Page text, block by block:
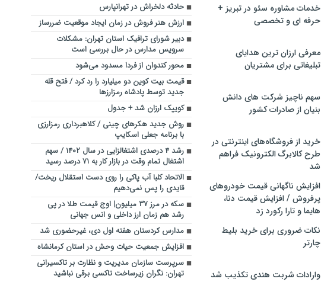
خدمات مشاوره سئو در تبریز +
حرفه ای و تخصصی
معرفی ارزان ترین هدایای
تبلیغاتی برای مشتریان
سهم ناچیز شرکت های دانش
بنیان از صادرات کشور
خرید از فروشگاه‌های اینترنتی در
طرح کالابرگ الکترونیک فراهم
شد
افزایش ناگهانی قیمت خودروهای
پرفروش / افزایش قیمت دنا،
هایما و تارا رکورد زد
نکات ضروری برای خرید بلیط
چارتر
وارادات شربت هندی تکذیب شد
حادثه دلخراش در تهرانپارس
ارزش هنر فروش در زمان ایجاد موقعیت ضررساز
دبیر شورای ترافیک استان تهران: مشکلات
سرویس مدارس در حال بررسی است
محور کندوان از فردا مسدود می‌شود
قیمت بیت کوین دو میلیارد را رد کرد / فتح قله
جدید توسط پادشاه رمزارزها
کوییک ارزان شد + جدول
روش جدید هکرهای چینی / کلاهبرداری رمزارزی
با برنامه جعلی اسکایپ
رشد ۴ درصدی اشتغالزایی در سال ۱۴۰۲ / سهم
اشتغال تمام وقت در بازار کار به ۷۱ درصد رسید
الاتحاد کلبا آب پاکی را روی دست استقلال ریخت/
قایدی را پس نمی‌دهیم
سکه در مرز ۳۷ میلیون| اوج قیمت طلا در پی
رشد هم زمان ارز داخلی و انس جهانی
مدارس کردستان هفته اول دی، غیرحضوری شد
افزایش جمعیت حیات وحش در استان کرمانشاه
سرپرست سازمان مدیریت و نظارت بر تاکسیرانی
تهران: نگران زیرساخت‌ تاکسی برقی نباشید